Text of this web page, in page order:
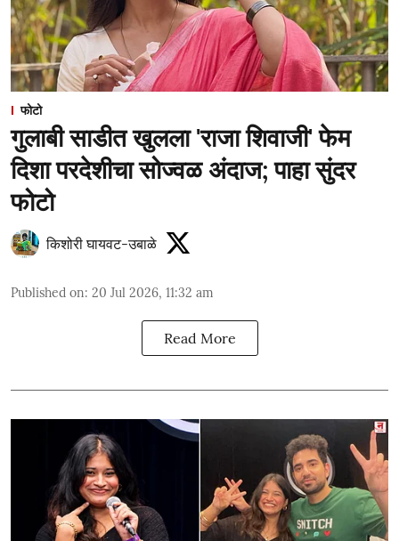
फोटो
गुलाबी साडीत खुलला 'राजा शिवाजी' फेम
दिशा परदेशीचा सोज्वळ अंदाज; पाहा सुंदर
फोटो
किशोरी घायवट-उबाळे
Published on: 20 Jul 2026, 11:32 am
Read More